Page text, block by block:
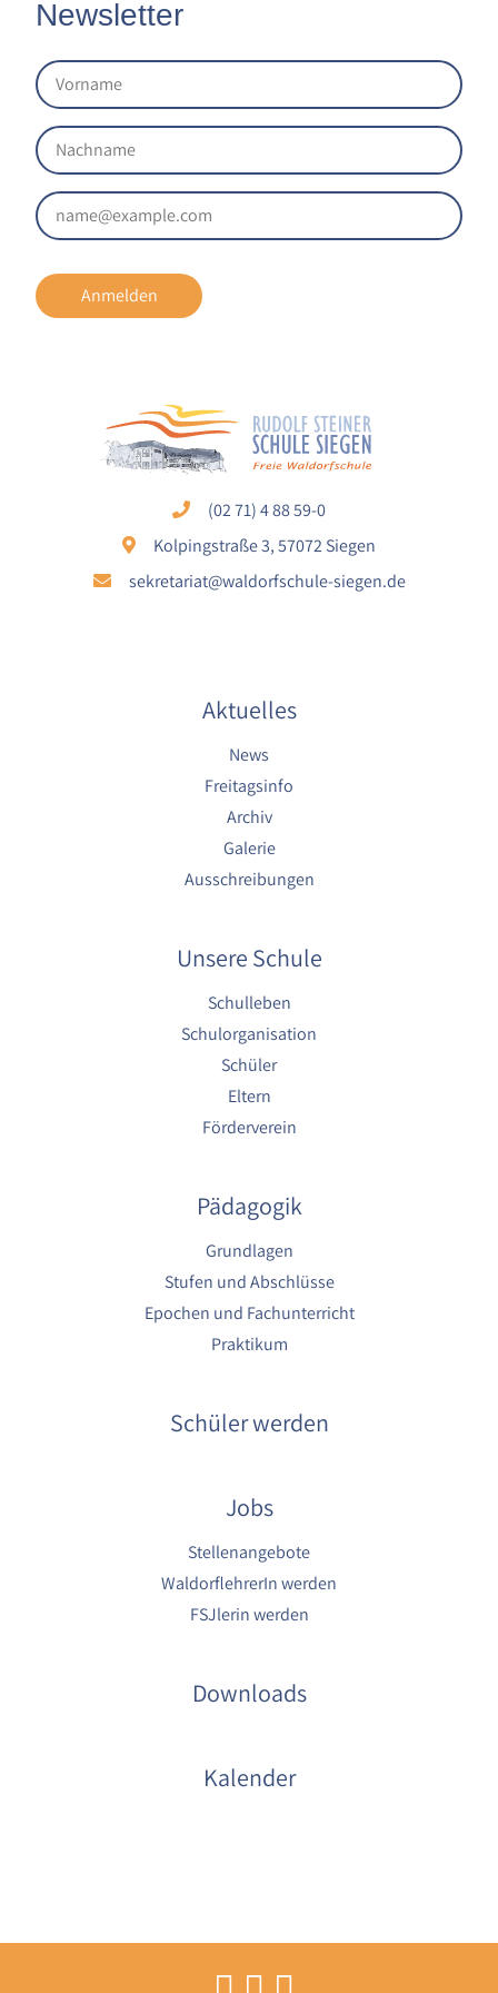
Newsletter
Anmelden
(02 71) 4 88 59-0
Kolpingstraße 3, 57072 Siegen
sekretariat@waldorfschule-siegen.de
Aktuelles
News
Freitagsinfo
Archiv
Galerie
Ausschreibungen
Unsere Schule
Schulleben
Schulorganisation
Schüler
Eltern
Förderverein
Pädagogik
Grundlagen
Stufen und Abschlüsse
Epochen und Fachunterricht
Praktikum
Schüler werden
Jobs
Stellenangebote
WaldorflehrerIn werden
FSJlerin werden
Downloads
Kalender